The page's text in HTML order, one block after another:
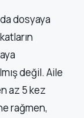
dosyaya
değil. Aile
az 5 kez
rağmen,